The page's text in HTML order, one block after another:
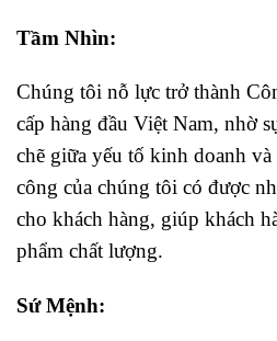
Tầm Nhìn:
Chúng tôi nỗ lực trở thành
cấp hàng đầu Việt Nam, nhờ
chẽ giữa yếu tố kinh doanh
công của chúng tôi có được
cho khách hàng, giúp khách
phẩm chất lượng.
Sứ Mệnh: